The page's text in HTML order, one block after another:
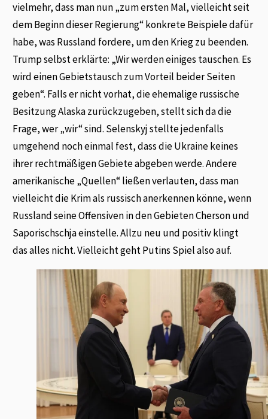
vielmehr, dass man nun „zum ersten Mal, vielleicht seit
dem Beginn dieser Regierung“ konkrete Beispiele dafür
habe, was Russland fordere, um den Krieg zu beenden.
Trump selbst erklärte: „Wir werden einiges tauschen. Es
wird einen Gebietstausch zum Vorteil beider Seiten
geben“. Falls er nicht vorhat, die ehemalige russische
Besitzung Alaska zurückzugeben, stellt sich da die
Frage, wer „wir“ sind. Selenskyj stellte jedenfalls
umgehend noch einmal fest, dass die Ukraine keines
ihrer rechtmäßigen Gebiete abgeben werde. Andere
amerikanische „Quellen“ ließen verlauten, dass man
vielleicht die Krim als russisch anerkennen könne, wenn
Russland seine Offensiven in den Gebieten Cherson und
Saporischschja einstelle. Allzu neu und positiv klingt
das alles nicht. Vielleicht geht Putins Spiel also auf.